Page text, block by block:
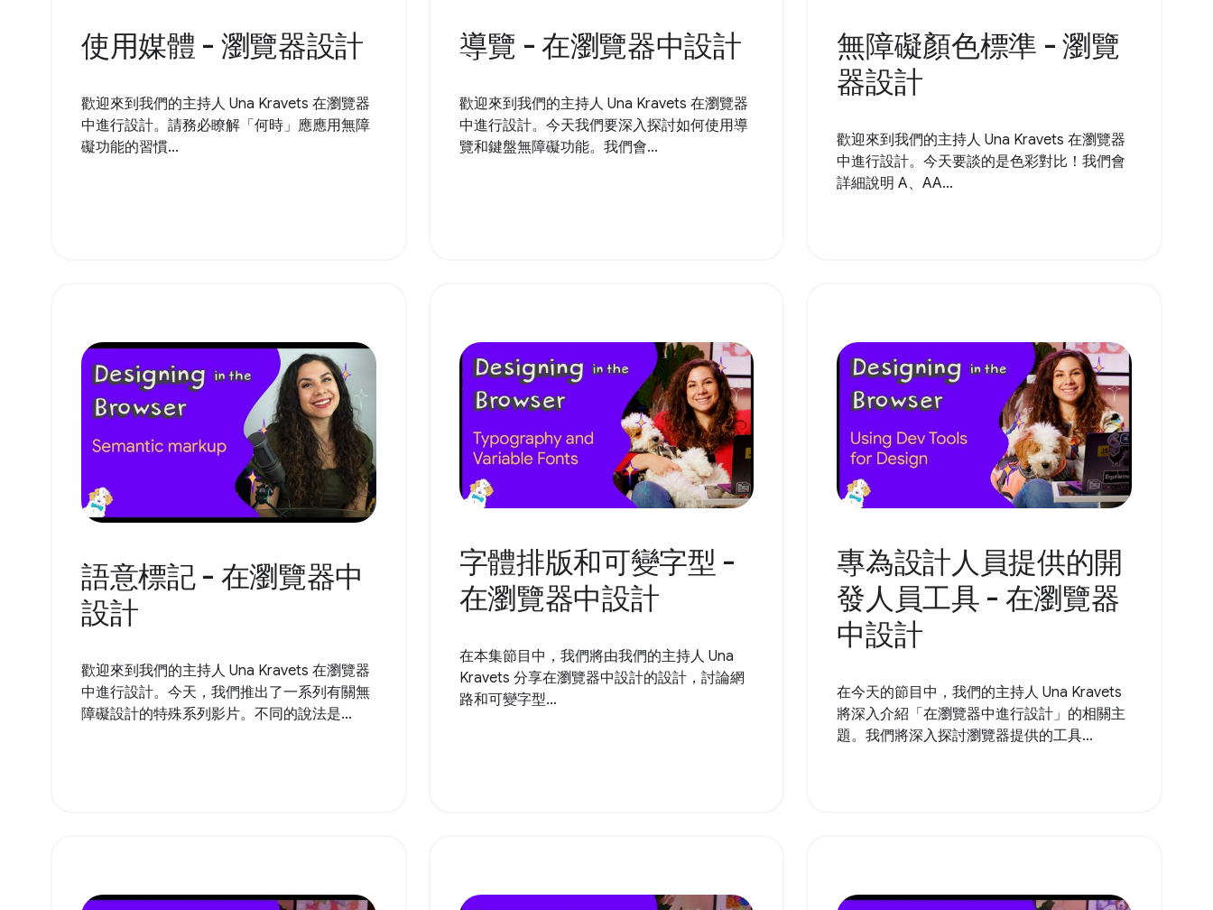
使用媒體 - 瀏覽器設計
歡迎來到我們的主持人 Una Kravets 在瀏覽器
中進行設計。請務必瞭解「何時」應應用無障
礙功能的習慣...
導覽 - 在瀏覽器中設計
歡迎來到我們的主持人 Una Kravets 在瀏覽器
中進行設計。今天我們要深入探討如何使用導
覽和鍵盤無障礙功能。我們會...
無障礙顏色標準 - 瀏覽
器設計
歡迎來到我們的主持人 Una Kravets 在瀏覽器
中進行設計。今天要談的是色彩對比！我們會
詳細說明 A、AA...
語意標記 - 在瀏覽器中
設計
歡迎來到我們的主持人 Una Kravets 在瀏覽器
中進行設計。今天，我們推出了一系列有關無
障礙設計的特殊系列影片。不同的說法是...
字體排版和可變字型 -
在瀏覽器中設計
在本集節目中，我們將由我們的主持人 Una
Kravets 分享在瀏覽器中設計的設計，討論網
路和可變字型...
專為設計人員提供的開
發人員工具 - 在瀏覽器
中設計
在今天的節目中，我們的主持人 Una Kravets
將深入介紹「在瀏覽器中進行設計」的相關主
題。我們將深入探討瀏覽器提供的工具...